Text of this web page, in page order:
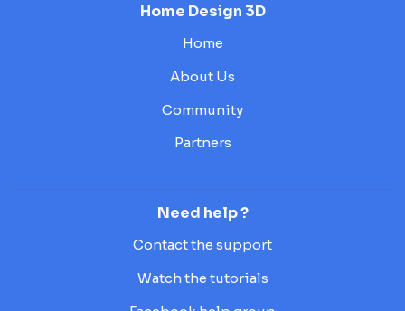
Home Design 3D
Home
About Us
Community
Partners
Need help ?
Contact the support
Watch the tutorials